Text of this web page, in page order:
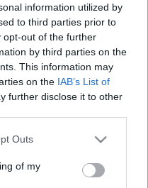
information utilized by
to third parties prior to
opt-out of the further
by third parties on the
This information may
on the IAB’s List of
further disclose it to other
one or more Google
You may click to
its third-party tags to
Outs
of my
köszönhetően már
'86-as magyar-brazil
meneteléséről
keddre már be van
ismétlése. Ha
valószínűleg a